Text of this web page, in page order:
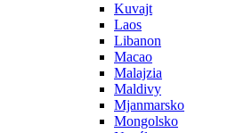
Kuvajt
Laos
Libanon
Macao
Malajzia
Maldivy
Mjanmarsko
Mongolsko